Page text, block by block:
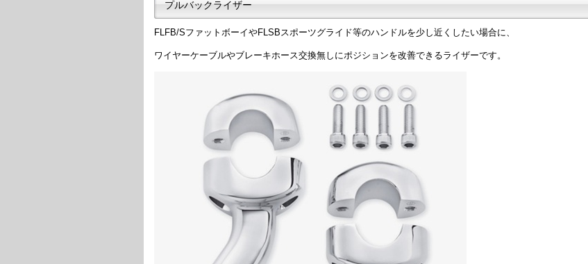
プルバックライザー
FLFB/SファットボーイやFLSBスポーツグライド等のハンドルを少し近くしたい場合に、
ワイヤーケーブルやブレーキホース交換無しにポジションを改善できるライザーです。